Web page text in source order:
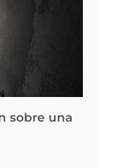
sobre una